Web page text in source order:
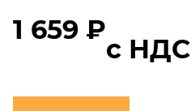
1 659 ₽
с НДС